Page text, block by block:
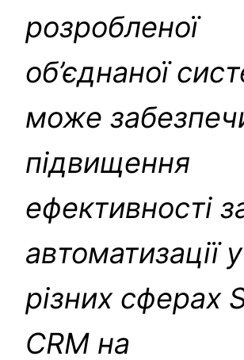
розробленої
об’єднаної
може
підвищення
ефективності
автоматизації у
різних сферах
CRM на